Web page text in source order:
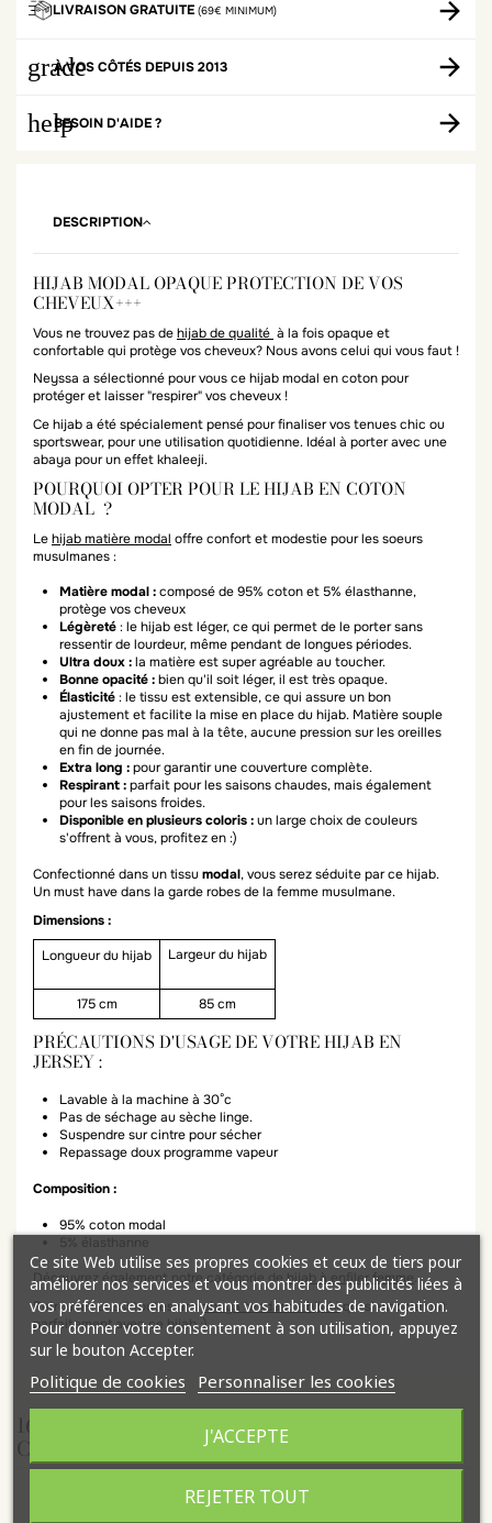
LIVRAISON GRATUITE (69€ MINIMUM)
grade
À VOS CÔTÉS DEPUIS 2013
helpBESOIN D'AIDE ?
DESCRIPTION
HIJAB MODAL OPAQUE PROTECTION DE VOS
CHEVEUX+++
Vous ne trouvez pas dehijab de qualité à la fois opaque et
confortable qui protège vos cheveux? Nous avons celui qui vous faut !
Neyssa a sélectionné pour vous ce hijab modal en coton pour
protéger et laisser "respirer" vos cheveux !
Ce hijab a été spécialement pensé pour finaliser vos tenues chic ou
sportswear, pour une utilisation quotidienne. Idéal à porter avec une
abaya pour un effet khaleeji.
POURQUOI OPTER POUR LE HIJAB EN COTON
MODAL ?
Lehijab matière modal offre confort et modestie pour les soeurs
musulmanes :
Matière modal :composé de 95% coton et 5% élasthanne,
protège vos cheveux
Légèreté: le hijab est léger, ce qui permet de le porter sans
ressentir de lourdeur, même pendant de longues périodes.
Ultra doux :la matière est super agréable au toucher.
Bonne opacité :bien qu'il soit léger, il est très opaque.
Élasticité: le tissu est extensible, ce qui assure un bon
ajustement et facilite la mise en place du hijab. Matière souple
qui ne donne pas mal à la tête, aucune pression sur les oreilles
en fin de journée.
Extra long :pour garantir une couverture complète.
Respirant :parfait pour les saisons chaudes, mais également
pour les saisons froides.
Disponible en plusieurs coloris :un large choix de couleurs
s'offrent à vous, profitez en :)
Confectionné dans un tissumodal, vous serez séduite par ce hijab.
Un must have dans la garde robes de la femme musulmane.
Dimensions :
Longueur du hijab Largeur du hijab
175 cm 85 cm
PRÉCAUTIONS D'USAGE DE VOTRE HIJAB EN
JERSEY :
Lavable à la machine à 30°c
Pas de séchage au sèche linge.
Suspendre sur cintre pour sécher
Repassage doux programme vapeur
Composition :
95% coton modal
5% élasthanne
Découvrez également notre catégorie dehijab à enfiler femme.
Retrouvez aussi toutesnosabaya tendance hijabiqui s'associeront
parfaitementavec ce hijab :)
16 AUTRES PRODUITS DANS LA MÊME
CATÉGORIE :
Ce site Web utilise ses propres cookies et ceux de tiers pour
améliorer nos services et vous montrer des publicités liées à
vos préférences en analysant vos habitudes de navigation.
Pour donner votre consentement à son utilisation, appuyez
sur le bouton Accepter.
Politique de cookies Personnaliser les cookies
REJETER TOUT
J'ACCEPTE